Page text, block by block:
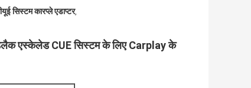
सिस्टम कारप्ले एडाप्टर,
एस्केलेड CUE सिस्टम के लिए Carplay के